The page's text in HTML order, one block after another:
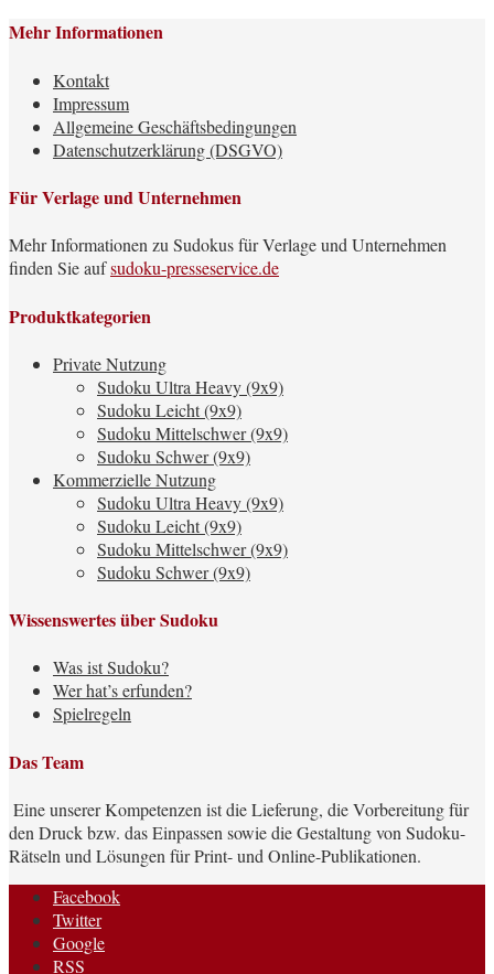
Mehr Informationen
Kontakt
Impressum
Allgemeine Geschäftsbedingungen
Datenschutzerklärung (DSGVO)
Für Verlage und Unternehmen
Mehr Informationen zu Sudokus für Verlage und Unternehmen
finden Sie aufsudoku-presseservice.de
Produktkategorien
Private Nutzung
Sudoku Ultra Heavy (9x9)
Sudoku Leicht (9x9)
Sudoku Mittelschwer (9x9)
Sudoku Schwer (9x9)
Kommerzielle Nutzung
Sudoku Ultra Heavy (9x9)
Sudoku Leicht (9x9)
Sudoku Mittelschwer (9x9)
Sudoku Schwer (9x9)
Wissenswertes über Sudoku
Was ist Sudoku?
Wer hat’s erfunden?
Spielregeln
Das Team
Eine unserer Kompetenzen ist die Lieferung, die Vorbereitung für
den Druck bzw. das Einpassen sowie die Gestaltung von Sudoku-
Rätseln und Lösungen für Print- und Online-Publikationen.
Facebook
Twitter
Google
RSS